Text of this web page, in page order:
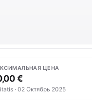
ЦЕНА
€
· 02 Октябрь 2025